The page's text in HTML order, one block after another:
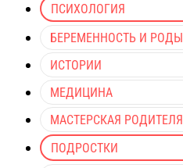
ПСИХОЛОГИЯ
БЕРЕМЕННОСТЬ И РОДЫ
ИСТОРИИ
МЕДИЦИНА
МАСТЕРСКАЯ РОДИТЕЛЯ
ПОДРОСТКИ